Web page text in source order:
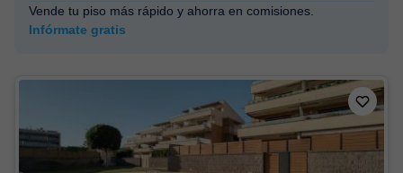
Vende tu piso más rápido y ahorra en comisiones.
Infórmate gratis